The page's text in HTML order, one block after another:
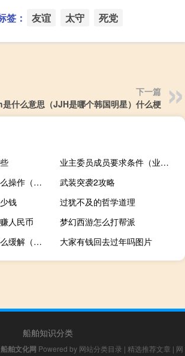
签： 友谊 太守 死党
下一篇
什么意思（JJH是哪个韩国明星）什么梗
业主委员成员要求条件（业主委员会成员条件）
惠招标电子投标怎么操作（惠招标）
武装突袭2攻略
钱
过犹不及的哲学道理
人民币
梦幻西游怎么打帮派
引产后胸部涨疼怎么缓解（引产后胸部涨疼怎么办）
大家有钱回去过年吗图片
船舶知识分类
船舶文化网 Powered by 网站分类目录 | 精选推荐文章 | 网